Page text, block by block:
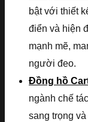
bật với thiết
điển và hiện
mạnh mẽ,
người đeo.
Đồng hồ
ngành chế
sang trọng